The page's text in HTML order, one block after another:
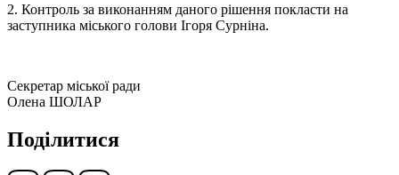
2. Контроль за виконанням даного рішення покласти на
заступника міського голови Ігоря Сурніна.
Секретар міської ради
Олена ШОЛАР
Поділитися